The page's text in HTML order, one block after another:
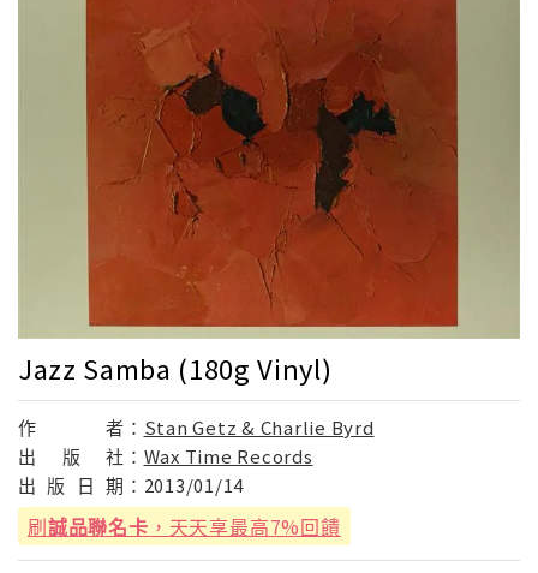
Jazz Samba (180g Vinyl)
作 者： Stan Getz & Charlie Byrd
出
版 社： Wax Time Records
出 版 日 期： 2013/01/14
刷誠品聯名卡 ，天天享最高7%回饋